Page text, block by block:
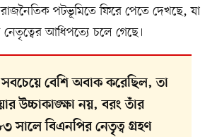
পটভূমিতে ফিরে পেতে দেখছে, যা
আধিপত্যে চলে গেছে।
বেশি অবাক করেছিল, তা
উচ্চাকাঙ্ক্ষা নয়, বরং তাঁর
সালে বিএনপির নেতৃত্ব গ্রহণ